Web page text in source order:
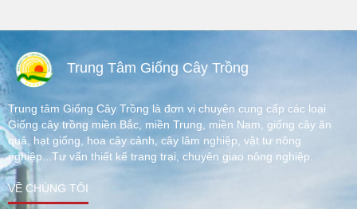
Trung Tâm Giống Cây Trồng
Trung tâm Giống Cây Trồng là đơn vị chuyên cung cấp các loại
Giống cây trồng miền Bắc, miền Trung, miền Nam, giống cây ăn
quả, hạt giống, hoa cây cảnh, cây lâm nghiệp, vật tư nông
nghiệp...Tư vấn thiết kế trang trại, chuyên giao nông nghiệp.
VỀ CHÚNG TÔI